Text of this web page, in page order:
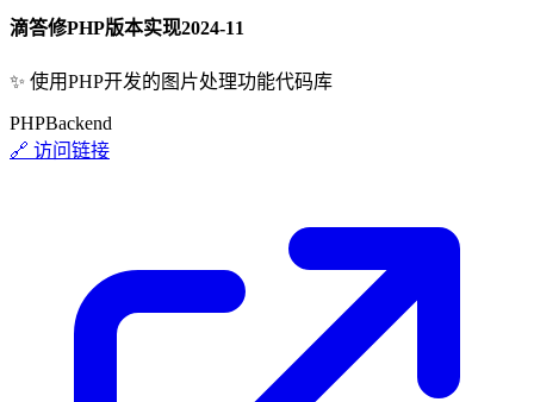
滴答修PHP版本实现2024-11
✨ 使用PHP开发的图片处理功能代码库
PHPBackend
🔗 访问链接